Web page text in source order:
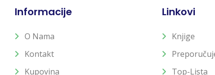
Informacije
O Nama
Kontakt
Kupovina
Linkovi
Knjige
Top-Lista